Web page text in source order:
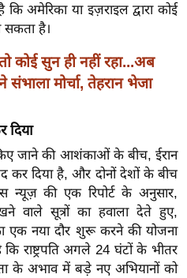
कि अमेरिका या इज़राइल द्वारा कोई
सकता है।
कोई सुन ही नहीं रहा...अब
मोर्चा, तेहरान भेजा
दिया
जाने की आशंकाओं के बीच, ईरान
कर दिया है, और दोनों देशों के बीच
न्यूज़ की एक रिपोर्ट के अनुसार,
वाले सूत्रों का हवाला देते हुए,
एक नया दौर शुरू करने की योजना
कि राष्ट्रपति अगले 24 घंटों के भीतर
के अभाव में बड़े नए अभियानों को